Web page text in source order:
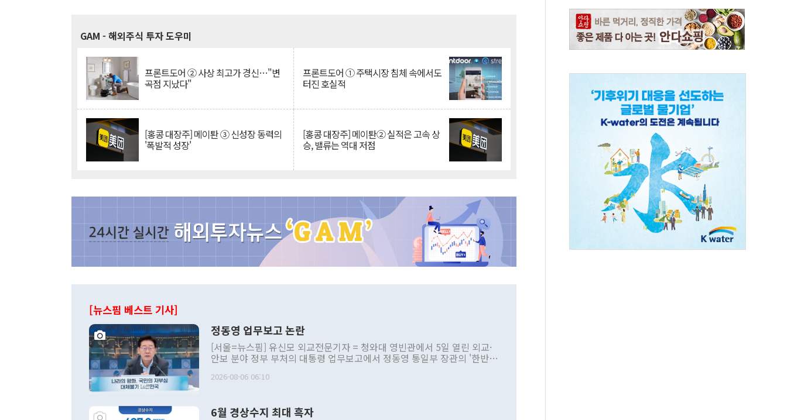
GAM - 해외주식 투자 도우미
프론트도어 ② 사상 최고가 경신…"변
곡점 지났다"
프론트도어 ① 주택시장 침체 속에서도
터진 호실적
[홍콩 대장주] 메이퇀 ③ 신성장 동력의
'폭발적 성장'
[홍콩 대장주] 메이퇀② 실적은 고속 상
승, 밸류는 역대 저점
[뉴스핌 베스트 기사]
정동영 업무보고 논란
[서울=뉴스핌] 유신모 외교전문기자 = 청와대 영빈관에서 5일 열린 외교·
안보 분야 정부 부처의 대통령 업무보고에서 정동영 통일부 장관의 '한반도
발언 중에는 정부 내 조율을 거치지 않은 사안을 정책으로 추진하겠다고 공
주의적 희망에 근거한 비현실적 구상'이라는 비판을 내놨다. 그동안 정 장
2026-08-06 06:10
6월 경상수지 최대 흑자